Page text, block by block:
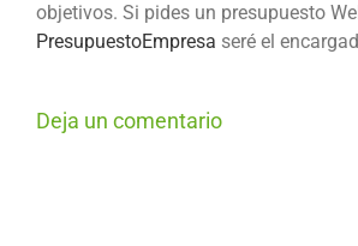
objetivos. Si pides un presupuesto
PresupuestoEmpresa seré el
Deja un comentario